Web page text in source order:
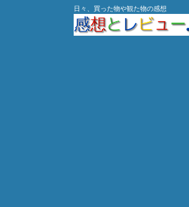
日々、買った物や観た物の感想